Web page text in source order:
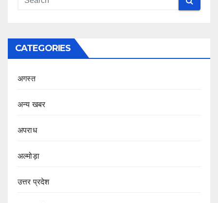
CATEGORIES
अगस्त
अन्य खबर
अपराध
अल्मोड़ा
उत्तर प्रदेश